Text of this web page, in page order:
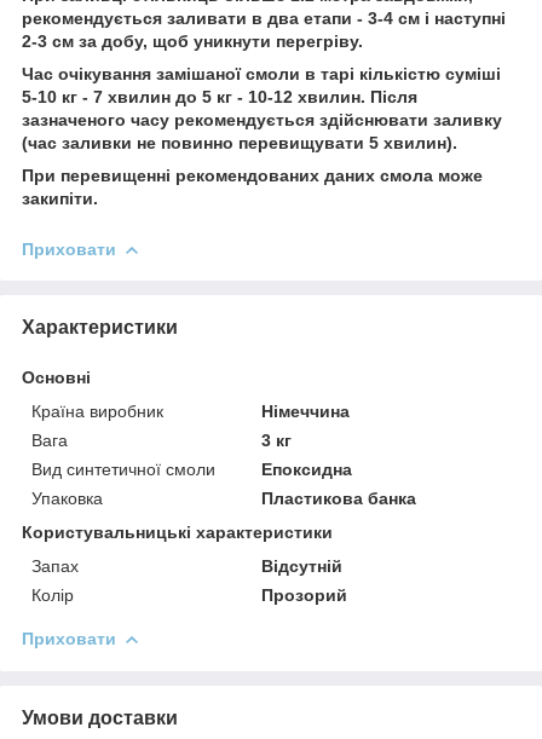
рекомендується заливати в два етапи - 3-4 см і наступні
2-3 см за добу, щоб уникнути перегріву.
Час очікування замішаної смоли в тарі кількістю суміші
5-10 кг - 7 хвилин до 5 кг - 10-12 хвилин. Після
зазначеного часу рекомендується здійснювати заливку
(час заливки не повинно перевищувати 5 хвилин).
При перевищенні рекомендованих даних смола може
закипіти.
Приховати
Характеристики
Основні
Країна виробник
Німеччина
Вага
3 кг
Вид синтетичної смоли
Епоксидна
Упаковка
Пластикова банка
Користувальницькі характеристики
Запах
Відсутній
Колір
Прозорий
Приховати
Умови доставки